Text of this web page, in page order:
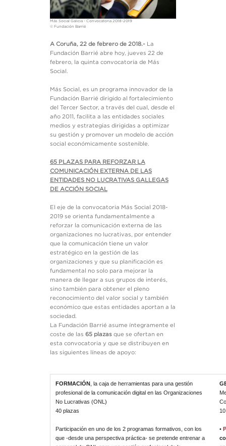
Más Social Galicia - Convocatoria 2018-2019
© Fundación Barrié
A Coruña, 22 de febrero de 2018.-
La
Fundación Barrié abre hoy, jueves 22 de
febrero, la quinta convocatoria de Más
Social.
Más Social, es un programa innovador de la
Fundación Barrié dirigido al fortalecimiento
del Tercer Sector, a través del cual, desde el
año 2011, facilita a las entidades sociales
medios y estrategias dirigidas a optimizar
su gestión y promover un modelo de acción
social económicamente sostenible.
65 PLAZAS PARA REFORZAR LA
COMUNICACIÓN EXTERNA DE LAS
ENTIDADES NO LUCRATIVAS GALLEGAS
DE ACCIÓN SOCIAL
El eje de la convocatoria Más Social 2018-
2019 se orienta fundamentalmente a
reforzar la comunicación externa de las
organizaciones no lucrativas, por entender
que la comunicación tiene un valor
estratégico en la gestión de las
organizaciones y que su planificación es
fundamental no solo para mejorar la
manera de llegar a sus grupos de interés,
sino también para obtener el pleno
reconocimiento del valor social y también
económico que estas entidades aportan a la
sociedad.
La Fundación Barrié asume íntegramente el
coste de las 65 plazasque se ofertan en
esta convocatoria y que se distribuyen en
las siguientes líneas de apoyo:
FORMACIÓN, la caja de herramientas para una gestión
profesional de la comunicación digital en las Organizaciones
No Lucrativas (ONL)
40 plazas
Participación en uno de los 2 programas formativos, con los
que -desde una perspectiva práctica- se pretende entrenar a
•